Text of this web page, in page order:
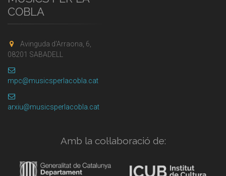
COBLA
Avinguda d'Arraona, 6,
08201 SABADELL
mpc@musicsperlacobla.cat
arxiu@musicsperlacobla.cat
Amb la col·laboració de: